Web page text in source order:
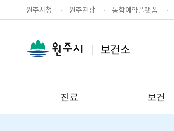
원주시청 원주관광 통합예약플랫폼
보건소
진료 보건